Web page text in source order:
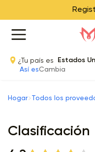
¿Tu país es
Estados
Así esCambia
Hogar Todos los
Clasificación